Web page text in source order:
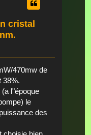
cristal
470mw de
38%.
l"époque
le
des